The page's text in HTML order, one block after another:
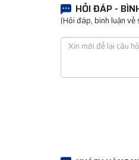
HỎI ĐÁP -
(Hỏi đáp, bình luận về